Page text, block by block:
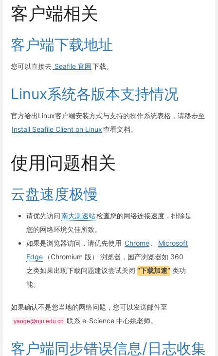
客户端相关
客户端下载地址
您可以直接去 Seafile 官网下载。
Linux系统各版本支持情况
官方给出Linux客户端安装方式与支持的操作系统表格，请移步至
Install Seafile Client on Linux查看文档。
使用问题相关
云盘速度极慢
请优先访问南大测速站检查您的网络连接速度，排除是
您的网络环境欠佳所致。
如果是浏览器访问，请优先使用 Chrome
Microsoft
Edge
（Chromium 版） 浏览器，国产浏览器如 360
之类如果出现下载问题建议尝试关闭 “下载加速” 类功
能。
如果确认不是您当地的网络问题，您可以发送邮件至
yaoge@nju.edu.cn 联系 e-Science 中心姚老师。
客户端同步错误信息/日志收集